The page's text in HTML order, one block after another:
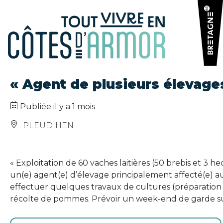
« Agent de plusieurs
Publiée il y a 1 mois
PLEUDIHEN
« Exploitation de 60 vaches laitières (50 brebis et 3
un(e) agent(e) d’élevage principalement affecté(e)
effectuer quelques travaux de cultures (préparation
récolte de pommes. Prévoir un week-end de garde